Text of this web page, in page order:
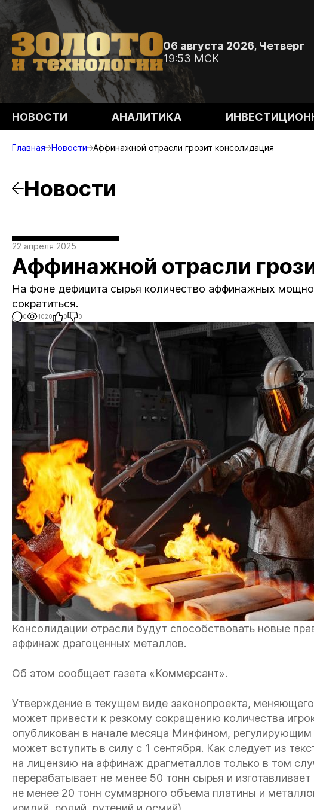
06 августа 2026, Четверг
19:53 МСК
НОВОСТИ АНАЛИТИКА
Главная Новости Аффинажной отрасли грозит консолидация
Новости
22 апреля 2025
Аффинажной отрасли
На фоне дефицита сырья количество аффинажных
сократиться.
0 1020 0 0
Консолидации отрасли будут способствовать новые
аффинаж драгоценных металлов.
Об этом сообщает газета «Коммерсант».
Утверждение в текущем виде законопроекта,
может привести к резкому сокращению количества
опубликован в начале месяца Минфином, регулирующим
может вступить в силу с 1 сентября. Как следует из
на лицензию на аффинаж драгметаллов только в том
перерабатывает не менее 50 тонн сырья и
не менее 20 тонн суммарного объема платины и